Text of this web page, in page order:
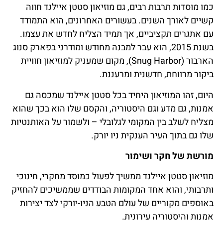
כמו מוסדות תרבות רבים, גם מוזיאון סטטן איילנד חווה
קשיים לאורך השנים. בעשורים האחרונים, הוא התמודד
עם אתגרים תקציביים, אך תמיד הצליח לחדש את עצמו.
בשנת 2015, הוא עבר למבנה מחודש ומודרני בפארק סנוג
הארבור (Snug Harbor), מקום שמעניק למוזיאון חוויית
ביקור מרווחת, חדשנית ומרעננת.
היום, זהו המוזיאון היחיד בכל סטטן איילנד שמכסה גם
אמנות, גם מדע וגם היסטוריה, והקסם שלו הוא בכך שהוא
מצליח לשלב בין המקומי לגלובלי – ולשמור על האותנטיות
שלו גם בתוך העיר הענקית ניו יורק.
מורשת של חקר ושימור
מוזיאון סטטן איילנד ממשיך לפעול כמוסד מחקרי, חינוכי
ותרבותי, והוא אחד המקומות הבודדים שממשיכים להחזיק
באוספים מקוריים של עולם הטבע הניו-יורקי לצד יצירות
אמנות והיסטוריה עירונית.